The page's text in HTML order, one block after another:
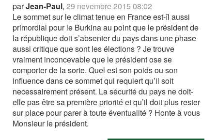
parJean-Paul,29 novembre 2015 08:02
Le sommet sur le climat tenue en France est-îl aussi
primordial pour le Burkina au point que le président de
la république doit s’absenter du pays dans une phase
aussi critique que sont les élections ? Je trouve
vraiment inconcevable que le président ose se
comporter de la sorte. Quel est son poids ou son
influence dans ce sommet qui requiert qu’il soit
necessairement présent. La sécurité du pays ne doit-
elle pas être sa première priorité et qu’il doit plus rester
sur place pour parer à toute éventualité ? Honte à vous
Monsieur le président.